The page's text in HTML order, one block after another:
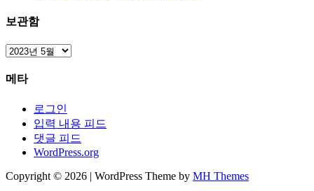
보관함
보
함
메타
로그인
입력 내용 피드
댓글 피드
WordPress.org
Copyright © 2026 | WordPress Theme by MH Themes